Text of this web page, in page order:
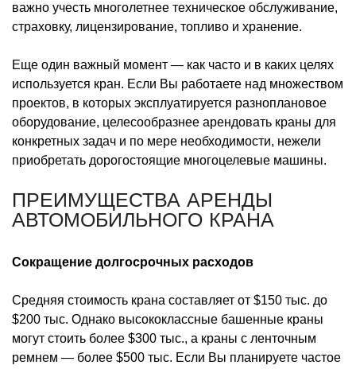
важно учесть многолетнее техническое обслуживание,
страховку, лицензирование, топливо и хранение.
Еще один важный момент — как часто и в каких целях
используется кран. Если Вы работаете над множеством
проектов, в которых эксплуатируется разноплановое
оборудование, целесообразнее арендовать краны для
конкретных задач и по мере необходимости, нежели
приобретать дорогостоящие многоцелевые машины.
ПРЕИМУЩЕСТВА АРЕНДЫ
АВТОМОБИЛЬНОГО КРАНА
Сокращение долгосрочных расходов
Средняя стоимость крана составляет от $150 тыс. до
$200 тыс. Однако высококлассные башенные краны
могут стоить более $300 тыс., а краны с ленточным
ремнем — более $500 тыс. Если Вы планируете частое